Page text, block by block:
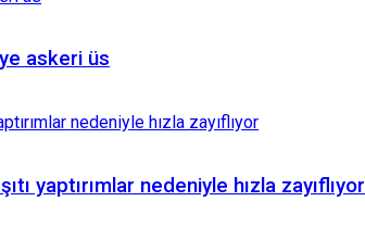
askeri üs
yaptırımlar nedeniyle hızla zayıflıyor